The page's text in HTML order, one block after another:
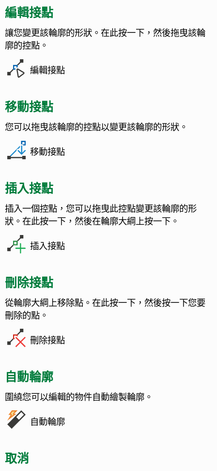
編輯接點
讓您變更該輪廓的形狀。在此按一下，然後拖曳該輪
廓的控點。
編輯接點
移動接點
您可以拖曳該輪廓的控點以變更該輪廓的形狀。
移動接點
插入接點
插入一個控點，您可以拖曳此控點變更該輪廓的形
狀。在此按一下，然後在輪廓大綱上按一下。
插入接點
刪除接點
從輪廓大綱上移除點。在此按一下，然後按一下您要
刪除的點。
刪除接點
自動輪廓
圍繞您可以編輯的物件自動繪製輪廓。
自動輪廓
取消